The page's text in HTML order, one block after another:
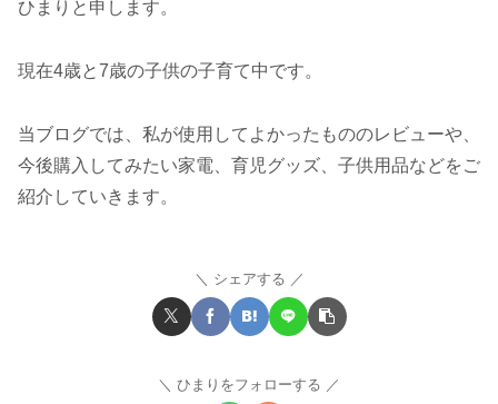
ひまりと申します。
現在4歳と7歳の子供の子育て中です。
当ブログでは、私が使用してよかったもののレビューや、
今後購入してみたい家電、育児グッズ、子供用品などをご
紹介していきます。
シェアする
ひまりをフォローする